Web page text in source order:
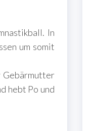
In
um somit
Gebärmutter
hebt Po und